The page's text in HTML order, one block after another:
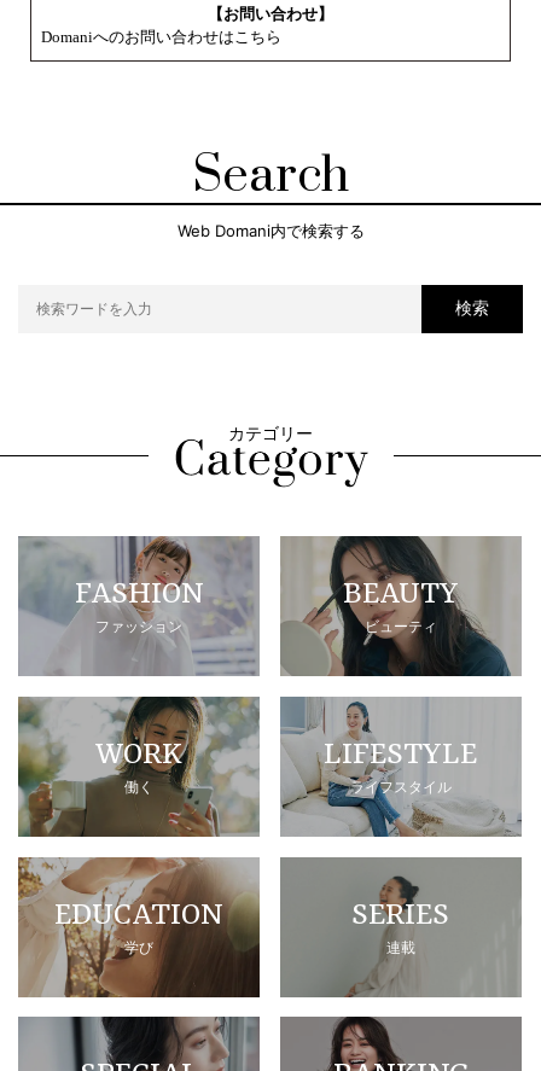
【お問い合わせ】
Domaniへのお問い合わせはこちら
Search
Web Domani内で検索する
検索
カテゴリー
FASHION
ファッション
BEAUTY
ビューティ
WORK
働く
LIFESTYLE
ライフスタイル
EDUCATION
学び
SERIES
連載